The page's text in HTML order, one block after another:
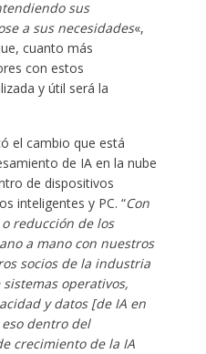
sus
a sus necesidades«,
cuanto más
con estos
y útil será la
el cambio que está
de IA en la nube
de dispositivos
inteligentes y PC. “Con
reducción de los
a mano con nuestros
socios de la industria
operativos,
y datos [de IA en
dentro del
crecimiento de la IA